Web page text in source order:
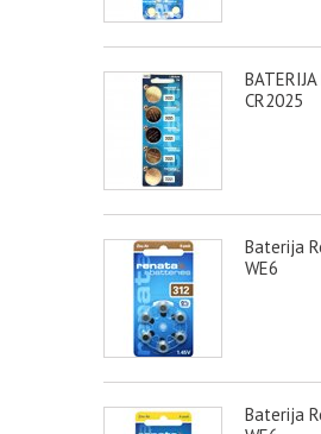
CR2025
Baterija
WE6
Baterija